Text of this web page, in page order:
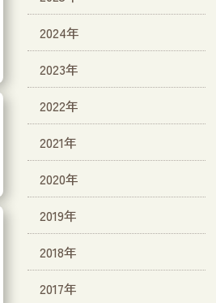
2024年
2023年
2022年
2021年
2020年
2019年
2018年
2017年